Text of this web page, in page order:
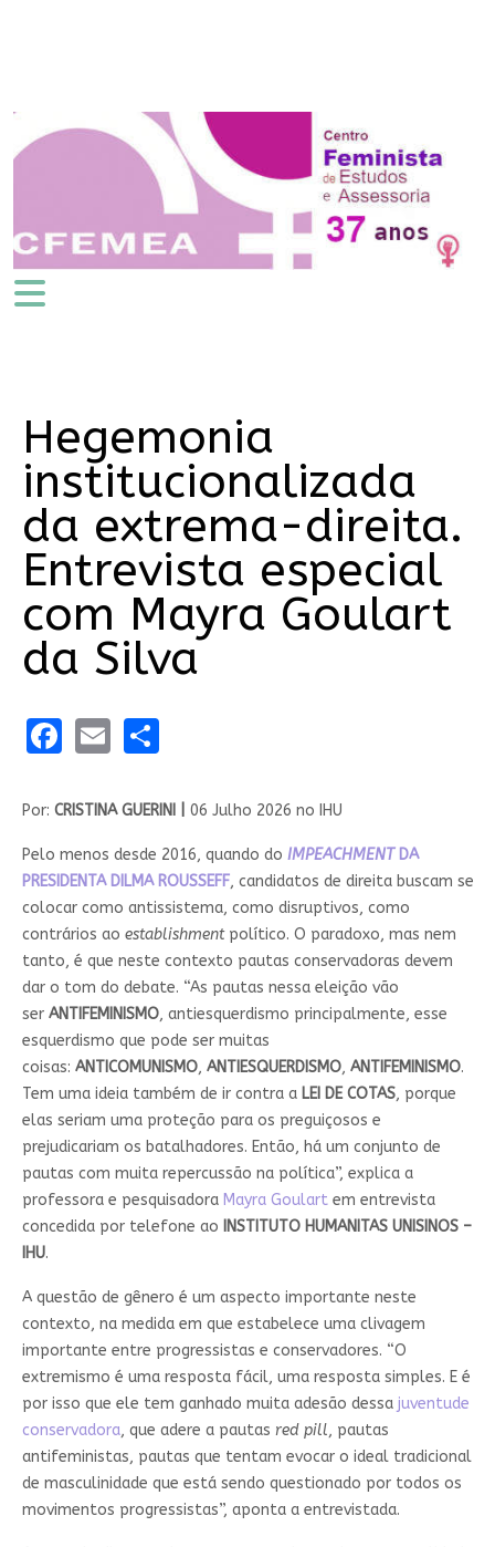
Hegemonia
institucionalizada
da extrema-direita.
Entrevista especial
com Mayra Goulart
da Silva
Facebook
EmailShare
Por: CRISTINA GUERINI | 06 Julho 2026 no IHU
Pelo menos desde 2016, quando do IMPEACHMENTDA
PRESIDENTA DILMA ROUSSEFF, candidatos de direita buscam se
colocar como antissistema, como disruptivos, como
contrários ao establishmentpolítico. O paradoxo, mas nem
tanto, é que neste contexto pautas conservadoras devem
dar o tom do debate. “As pautas nessa eleição vão
ser ANTIFEMINISMO, antiesquerdismo principalmente, esse
esquerdismo que pode ser muitas
coisas: ANTICOMUNISMO, ANTIESQUERDISMO, ANTIFEMINISMO.
Tem uma ideia também de ir contra a LEI DE COTAS, porque
elas seriam uma proteção para os preguiçosos e
prejudicariam os batalhadores. Então, há um conjunto de
pautas com muita repercussão na política”, explica a
professora e pesquisadora Mayra Goulartem entrevista
concedida por telefone ao INSTITUTO HUMANITAS UNISINOS –
IHU.
A questão de gênero é um aspecto importante neste
contexto, na medida em que estabelece uma clivagem
importante entre progressistas e conservadores. “O
extremismo é uma resposta fácil, uma resposta simples. E é
por isso que ele tem ganhado muita adesão dessa juventude
conservadora, que adere a pautas red pill, pautas
antifeministas, pautas que tentam evocar o ideal tradicional
de masculinidade que está sendo questionado por todos os
movimentos progressistas”, aponta a entrevistada.